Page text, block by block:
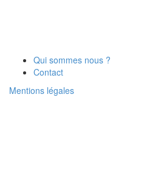
Qui sommes nous ?
Contact
Mentions légales